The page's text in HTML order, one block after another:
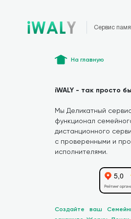
Сервис
На главную
iWALY - так просто
Мы Деликатный
функционал
дистанционного
с проверенными и
исполнителями.
Создайте ваш